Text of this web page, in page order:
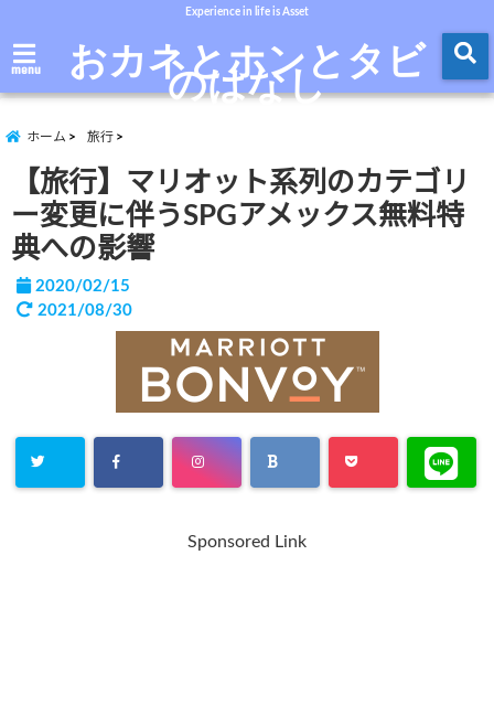
Experience in life is Asset
menu おカネとホンとタビ
のはなし
ホーム 旅行
【旅行】マリオット系列のカテゴリ
ー変更に伴うSPGアメックス無料特
典への影響
2020/02/15
2021/08/30
Sponsored Link